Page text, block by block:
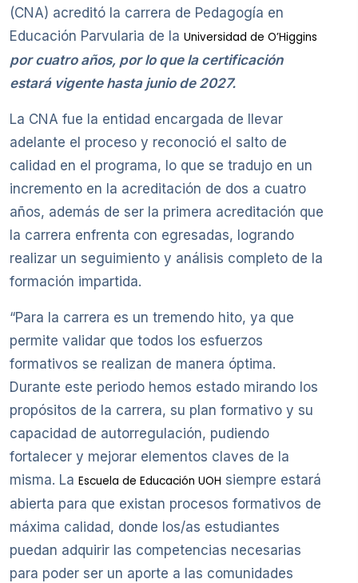
(CNA) acreditó la carrera de Pedagogía en
Educación Parvularia de la Universidad de O’Higgins
por cuatro años, por lo que la certificación
estará vigente hasta junio de 2027.
La CNA fue la entidad encargada de llevar
adelante el proceso y reconoció el salto de
calidad en el programa, lo que se tradujo en un
incremento en la acreditación de dos a cuatro
años, además de ser la primera acreditación que
la carrera enfrenta con egresadas, logrando
realizar un seguimiento y análisis completo de la
formación impartida.
“Para la carrera es un tremendo hito, ya que
permite validar que todos los esfuerzos
formativos se realizan de manera óptima.
Durante este periodo hemos estado mirando los
propósitos de la carrera, su plan formativo y su
capacidad de autorregulación, pudiendo
fortalecer y mejorar elementos claves de la
misma. La Escuela de Educación UOH siempre estará
abierta para que existan procesos formativos de
máxima calidad, donde los/as estudiantes
puedan adquirir las competencias necesarias
para poder ser un aporte a las comunidades